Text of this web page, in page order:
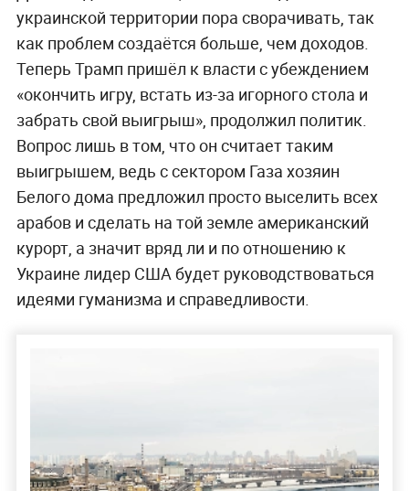
украинской территории пора сворачивать, так
как проблем создаётся больше, чем доходов.
Теперь Трамп пришёл к власти с убеждением
«окончить игру, встать из-за игорного стола и
забрать свой выигрыш», продолжил политик.
Вопрос лишь в том, что он считает таким
выигрышем, ведь с сектором Газа хозяин
Белого дома предложил просто выселить всех
арабов и сделать на той земле американский
курорт, а значит вряд ли и по отношению к
Украине лидер США будет руководствоваться
идеями гуманизма и справедливости.